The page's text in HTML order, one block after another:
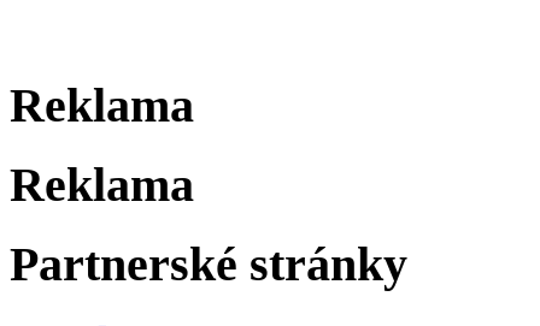
Reklama
Reklama
Partnerské stránky